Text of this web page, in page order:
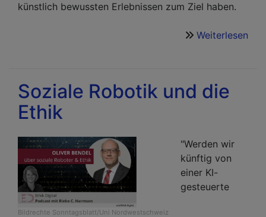
künstlich bewussten Erlebnissen zum Ziel haben.
Weiterlesen
Soziale Robotik und die
Ethik
Bildrechte Sonntagsblatt/Uni Nordwestschweiz
"Werden wir
künftig von
einer KI-
gesteuerte